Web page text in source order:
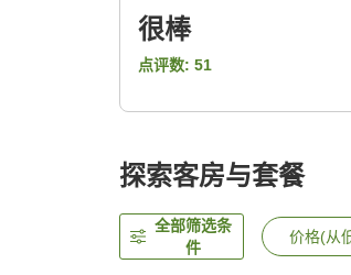
很棒
点评数: 51
探索客房与套餐
全部筛选条
件
价格(从